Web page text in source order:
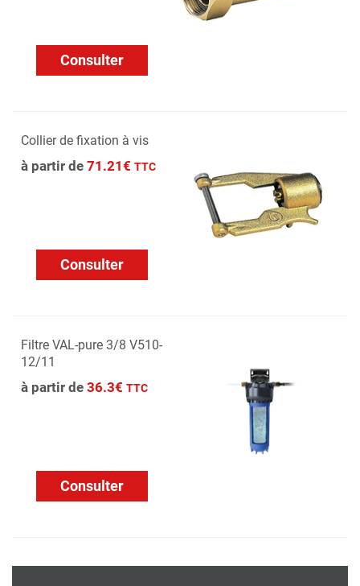
Consulter
Collier de fixation à vis
à partir de 71.21€ TTC
Consulter
Filtre VAL-pure 3/8 V510-
12/11
à partir de 36.3€ TTC
Consulter